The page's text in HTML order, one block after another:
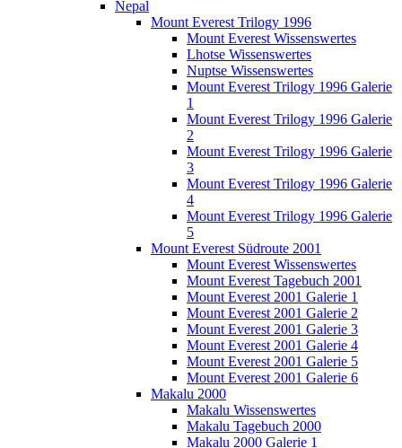
Nepal
Mount Everest Trilogy 1996
Mount Everest Wissenswertes
Lhotse Wissenswertes
Nuptse Wissenswertes
Mount Everest Trilogy 1996 Galerie
1
Mount Everest Trilogy 1996 Galerie
2
Mount Everest Trilogy 1996 Galerie
3
Mount Everest Trilogy 1996 Galerie
4
Mount Everest Trilogy 1996 Galerie
5
Mount Everest Südroute 2001
Mount Everest Wissenswertes
Mount Everest Tagebuch 2001
Mount Everest 2001 Galerie 1
Mount Everest 2001 Galerie 2
Mount Everest 2001 Galerie 3
Mount Everest 2001 Galerie 4
Mount Everest 2001 Galerie 5
Mount Everest 2001 Galerie 6
Makalu 2000
Makalu Wissenswertes
Makalu Tagebuch 2000
Makalu 2000 Galerie 1